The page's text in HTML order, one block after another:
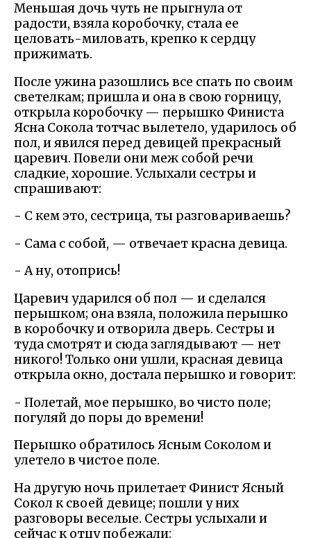
Меньшая дочь чуть не прыгнула от
радости, взяла коробочку, стала ее
целовать-миловать, крепко к сердцу
прижимать.
После ужина разошлись все спать по своим
светелкам; пришла и она в свою горницу,
открыла коробочку — перышко Финиста
Ясна Сокола тотчас вылетело, ударилось об
пол, и явился перед девицей прекрасный
царевич. Повели они меж собой речи
сладкие, хорошие. Услыхали сестры и
спрашивают:
- С кем это, сестрица, ты разговариваешь?
- Сама с собой, — отвечает красна девица.
- А ну, отопрись!
Царевич ударился об пол — и сделался
перышком; она взяла, положила перышко
в коробочку и отворила дверь. Сестры и
туда смотрят и сюда заглядывают — нет
никого! Только они ушли, красная девица
открыла окно, достала перышко и говорит:
- Полетай, мое перышко, во чисто поле;
погуляй до поры до времени!
Перышко обратилось Ясным Соколом и
улетело в чистое поле.
На другую ночь прилетает Финист Ясный
Сокол к своей девице; пошли у них
разговоры веселые. Сестры услыхали и
сейчас к отцу побежали: